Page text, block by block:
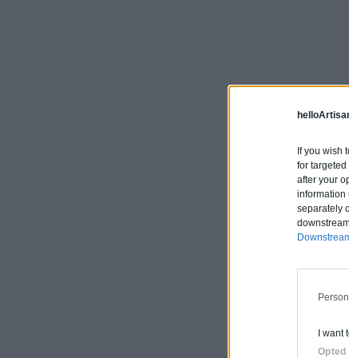
If you wish
for
after your
information
separately
I want
Opted